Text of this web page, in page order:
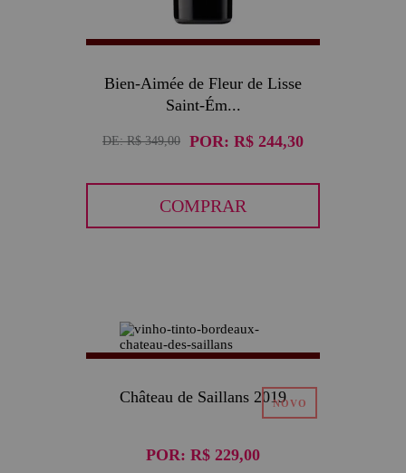
Bien-Aimée de Fleur de Lisse
Saint-Ém...
DE:R$ 349,00 POR: R$ 244,30
COMPRAR
Château de Saillans 2019
POR: R$ 229,00